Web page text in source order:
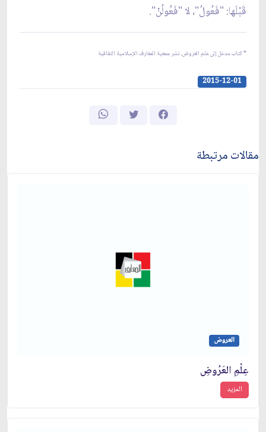
قَبْلَها: "فَعُولُ"، لا "فَعُولُنْ".
* كتاب مدخل إلى علم العروض، نشر جمعية المعارف الإسلامية الثقافية
2015-12-01
مقالات مرتبطة
العروض
عِلْمِ العَرُوضِ
المزيد